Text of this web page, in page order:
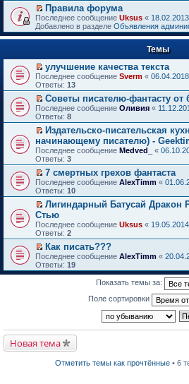
й
т
и
к
п
в
о
м
у
н
е
п
р
о
ч
и
т
а
н
н
о
м
у
с
о
о
б
щ
е
н
и
П
е
р
е
т
и
к
п
е
р
в
о
м
у
н
е
п
р
о
ч
и
т
а
н
н
о
м
у
с
о
ю
Правила форума
Последнее сообщение Uksus «
Добавлено в разделе Объявления
Темы
П
е
р
е
й
т
и
к
п
е
р
в
о
м
у
н
е
п
р
о
ч
и
т
а
н
о
о
б
щ
улучшение качества текста
Последнее сообщение Sverm «
Ответы: 13
П
е
р
е
й
т
и
к
п
е
р
в
о
м
у
н
е
п
р
о
ч
м
у
с
Советы писателю-фантасту от
Последнее сообщение Оливия «
Ответы: 8
П
е
р
е
й
т
и
к
п
е
р
в
о
м
у
н
е
а
н
н
Издательско-писательская
начинающему писателю) -
Последнее сообщение Medved_ «
Ответы: 3
П
е
р
е
й
т
и
к
п
е
р
в
р
о
ч
7 смертных грехов фантаста
Последнее сообщение AlexTimm «
Ответы: 10
П
е
р
е
й
т
и
к
у
е
Лигиндарный Батусай Дракон
Стью
Последнее сообщение Uksus «
Ответы: 2
П
е
р
е
в
Как писать???
Последнее сообщение AlexTimm «
Ответы: 19
Показать темы за:
Поле сортировки
Новая тема
Отметить темы как прочтённые • 6